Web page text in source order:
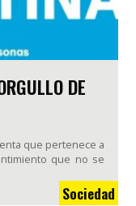
DE
que pertenece a
que no se
Sociedad